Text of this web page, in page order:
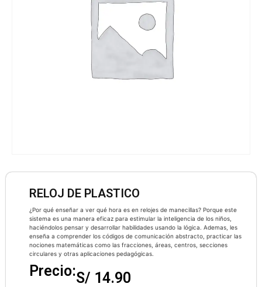
RELOJ DE PLASTICO
¿Por qué enseñar a ver qué hora es en relojes de manecillas? Porque este
sistema es una manera eficaz para estimular la inteligencia de los niños,
haciéndolos pensar y desarrollar habilidades usando la lógica. Ademas, les
enseña a comprender los códigos de comunicación abstracto, practicar las
nociones matemáticas como las fracciones, áreas, centros, secciones
circulares y otras aplicaciones pedagógicas.
Precio:S/ 14.90